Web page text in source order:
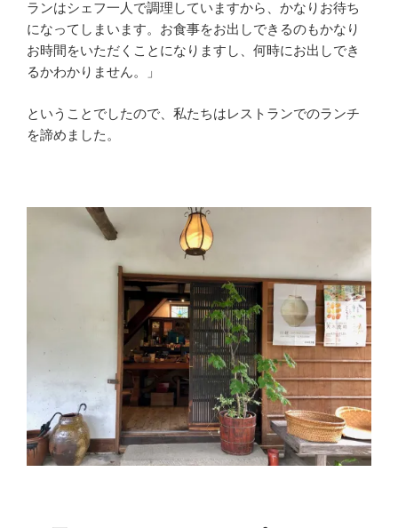
ランはシェフ一人で調理していますから、かなりお待ち
になってしまいます。お食事をお出しできるのもかなり
お時間をいただくことになりますし、何時にお出しでき
るかわかりません。」
ということでしたので、私たちはレストランでのランチ
を諦めました。